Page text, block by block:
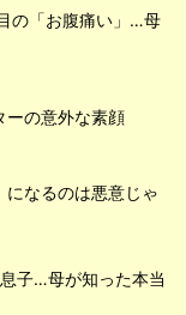
の「お腹痛い」…母
ーの意外な素顔
になるのは悪意じゃ
子…母が知った本当